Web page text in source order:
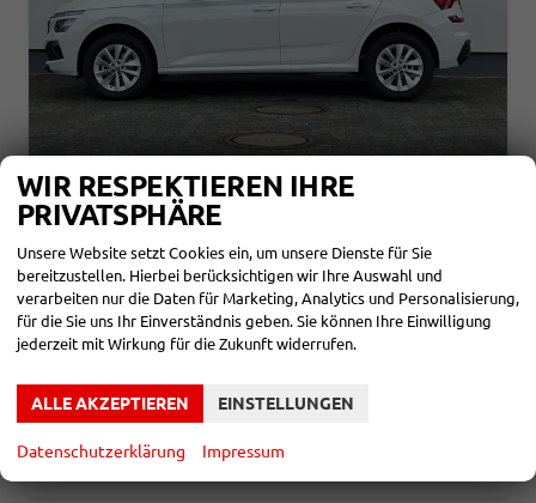
SKODA KAMIQ
SELECTION 1,0 TSI 70KW
unverbindliche Lieferzeit: 4 Monate
Leistung 70 kW (95 PS)
21.580,– € DETAILS
Verbrauch kombiniert:
5,40 l/100km
CO2-Klasse:D
WIR RESPEKTIEREN IHRE
PRIVATSPHÄRE
Unsere Website setzt Cookies ein, um unsere Dienste für Sie
bereitzustellen. Hierbei berücksichtigen wir Ihre Auswahl und
verarbeiten nur die Daten für Marketing, Analytics und Personalisierung,
für die Sie uns Ihr Einverständnis geben. Sie können Ihre Einwilligung
jederzeit mit Wirkung für die Zukunft widerrufen.
ALLE AKZEPTIEREN EINSTELLUNGEN
Datenschutzerklärung Impressum